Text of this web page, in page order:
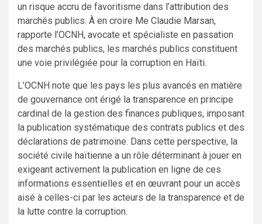
un risque accru de favoritisme dans l’attribution des
marchés publics. À en croire Me Claudie Marsan,
rapporte l’OCNH, avocate et spécialiste en passation
des marchés publics, les marchés publics constituent
une voie privilégiée pour la corruption en Haïti.
L’OCNH note que les pays les plus avancés en matière
de gouvernance ont érigé la transparence en principe
cardinal de la gestion des finances publiques, imposant
la publication systématique des contrats publics et des
déclarations de patrimoine. Dans cette perspective, la
société civile haïtienne a un rôle déterminant à jouer en
exigeant activement la publication en ligne de ces
informations essentielles et en œuvrant pour un accès
aisé à celles-ci par les acteurs de la transparence et de
la lutte contre la corruption.